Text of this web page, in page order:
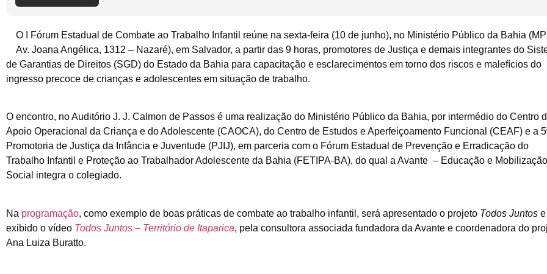
O I Fórum Estadual de Combate ao Trabalho Infantil reúne na sexta-feira (10 de junho), no Ministério Público da Bahia
Av. Joana Angélica, 1312 – Nazaré), em Salvador, a partir das 9 horas, promotores de Justiça e demais integrantes do
de Garantias de Direitos (SGD) do Estado da Bahia para capacitação e esclarecimentos em torno dos riscos e malefícios do
ingresso precoce de crianças e adolescentes em situação de trabalho.
O encontro, no Auditório J. J. Calmon de Passos é uma realização do Ministério Público da Bahia, por intermédio do Centro
Apoio Operacional da Criança e do Adolescente (CAOCA), do Centro de Estudos e Aperfeiçoamento Funcional (CEAF) e a
Promotoria de Justiça da Infância e Juventude (PJIJ), em parceria com o Fórum Estadual de Prevenção e Erradicação do
Trabalho Infantil e Proteção ao Trabalhador Adolescente da Bahia (FETIPA-BA), do qual a Avante – Educação e Mobilização
Social integra o colegiado.
Na programação, como exemplo de boas práticas de combate ao trabalho infantil, será apresentado o projeto Todos Juntos e
exibido o vídeo Todos Juntos – Território de Itaparica, pela consultora associada fundadora da Avante e coordenadora do
Ana Luiza Buratto.